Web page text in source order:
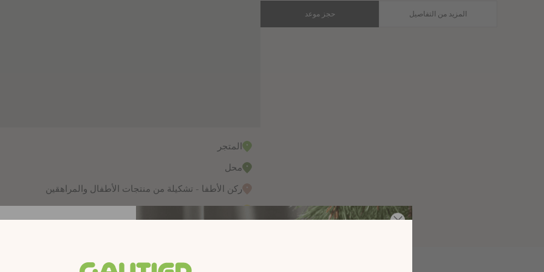
المزيد من التفاصيل حجز موعد
المتجر
محل
ركن الأطفا - تشكيلة من منتجات الأطفال والمراهقين